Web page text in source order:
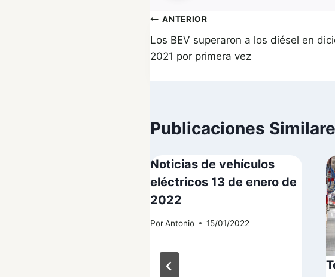
Navegación
de
ANTERIOR
Los BEV superaron a los diésel en
2021 por primera vez
Publicaciones
Noticias de vehículos
eléctricos 13 de enero de
2022
PorAntonio 15/01/2022